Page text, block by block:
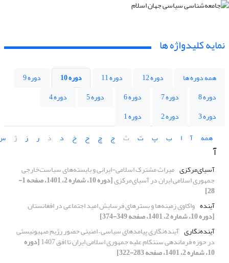
نمایه کلیدواژه ها
همه دوره ها دوره 12 دوره 11 دوره 10
دوره 9
دوره 8
دوره 7 دوره 6 دوره 5
دوره 4
دوره 3
دوره 2
دوره 1
همه
آ ا ب پ ت ث ج چ ح خ د ذ ر ز ژ
آ
آسیای‌مرکزی میراث مشترک اسلامی-ایرانی و بایسته‌های سیاست‌خارجی
جمهوری اسلامی ایران در آسیای‌مرکزی [دوره 10، شماره 2، 1401، صفحه 1-
28]
آینده واکاوی زمینه‌ها و بسترهای فرسایش امید اجتماعی در افغانستان
[دوره 10، شماره 2، 1401، صفحه 349-374]
آینده‌نگاری آینده‌نگاری پیامدهای سیاسی – امنیتی حضور رژیم صهیونیستی
در حوزه فرماندهی سنتکام علیه جمهوری اسلامی ایران تا افق 1407 [دوره
10، شماره 2، 1401، صفحه 283-322]